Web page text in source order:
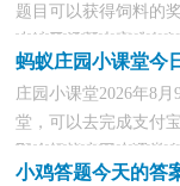
题目可以获得饲料的
小编已经帮大家准备
吧。蚂蚁庄园每日答
容易致癌正确答案：
蚂蚁庄园小课堂今
庄园小课堂2026年8
堂，可以去完成支付
那么蚂蚁庄园小课堂
帮大家整理好了庄园
小鸡答题今天的答